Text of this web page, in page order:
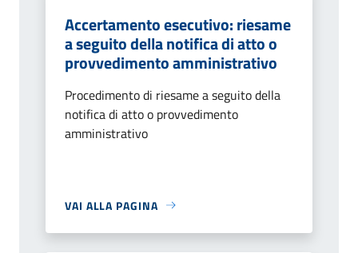
Accertamento esecutivo: riesame
a seguito della notifica di atto o
provvedimento amministrativo
Procedimento di riesame a seguito della
notifica di atto o provvedimento
amministrativo
VAI ALLA PAGINA